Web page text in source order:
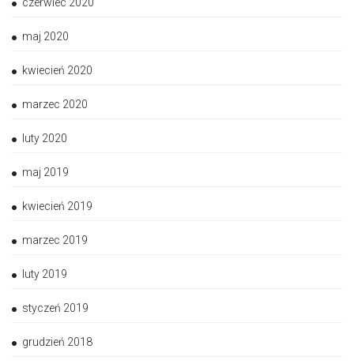
czerwiec 2020
maj 2020
kwiecień 2020
marzec 2020
luty 2020
maj 2019
kwiecień 2019
marzec 2019
luty 2019
styczeń 2019
grudzień 2018